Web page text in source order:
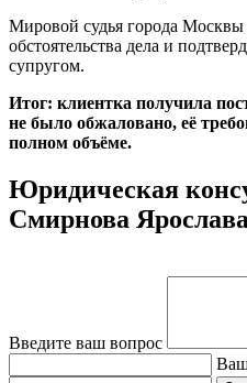
Мировой судья города
обстоятельства дела и
супругом.
Итог: клиентка получила
не было обжаловано, её
полном объёме.
Юридическая
Смирнова
Введите ваш вопрос